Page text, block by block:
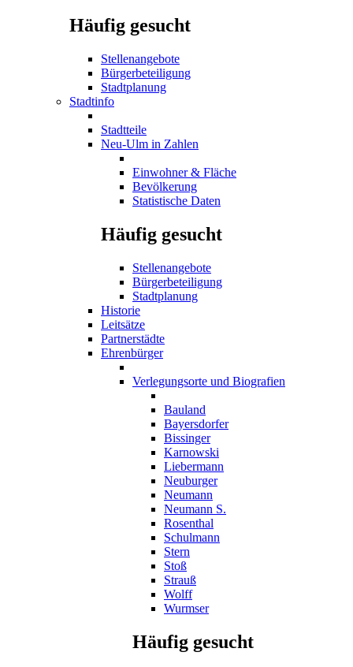
Häufig gesucht
Stellenangebote
Bürgerbeteiligung
Stadtplanung
Stadtinfo
Stadtteile
Neu-Ulm in Zahlen
Einwohner & Fläche
Bevölkerung
Statistische Daten
Häufig gesucht
Stellenangebote
Bürgerbeteiligung
Stadtplanung
Historie
Leitsätze
Partnerstädte
Ehrenbürger
Verlegungsorte und Biografien
Bauland
Bayersdorfer
Bissinger
Karnowski
Liebermann
Neuburger
Neumann
Neumann S.
Rosenthal
Schulmann
Stern
Stoß
Strauß
Wolff
Wurmser
Häufig gesucht